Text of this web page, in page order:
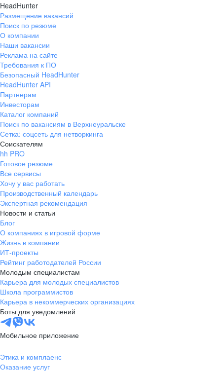
HeadHunter
Размещение вакансий
Поиск по резюме
О компании
Наши вакансии
Реклама на сайте
Требования к ПО
Безопасный HeadHunter
HeadHunter API
Партнерам
Инвесторам
Каталог компаний
Поиск по вакансиям в Верхнеуральске
Сетка: соцсеть для нетворкинга
Соискателям
hh PRO
Готовое резюме
Все сервисы
Хочу у вас работать
Производственный календарь
Экспертная рекомендация
Новости и статьи
Блог
О компаниях в игровой форме
Жизнь в компании
ИТ-проекты
Рейтинг работодателей России
Молодым специалистам
Карьера для молодых специалистов
Школа программистов
Карьера в некоммерческих организациях
Боты для уведомлений
Мобильное приложение
Этика и комплаенс
Оказание услуг